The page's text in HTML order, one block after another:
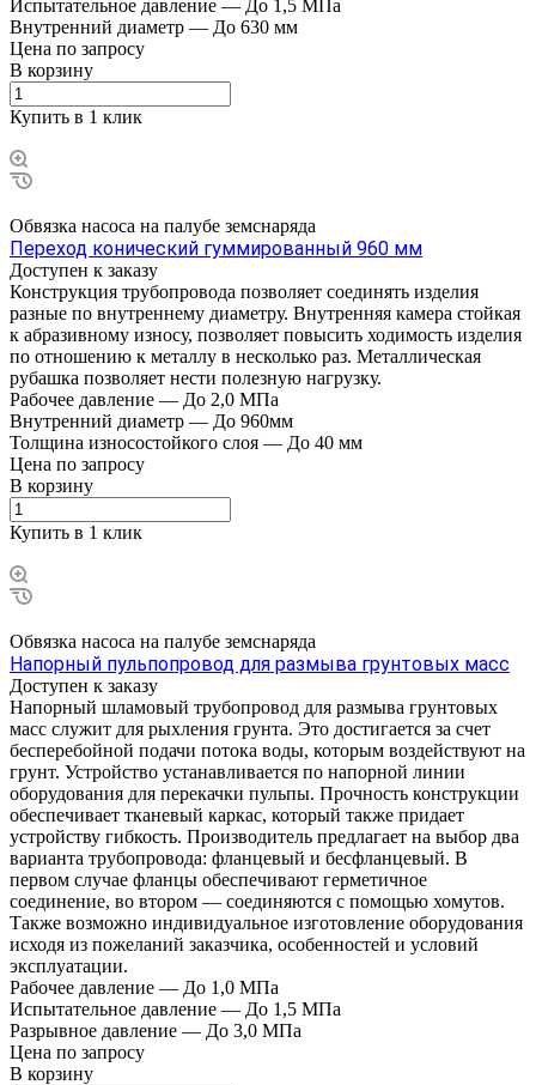
Испытательное давление — До 1,5 МПа
Внутренний диаметр — До 630 мм
Цена по запросу
В корзину
Купить в 1 клик
Обвязка насоса на палубе земснаряда
Переход конический гуммированный 960 мм
Доступен к заказу
Конструкция трубопровода позволяет соединять изделия
разные по внутреннему диаметру. Внутренняя камера стойкая
к абразивному износу, позволяет повысить ходимость изделия
по отношению к металлу в несколько раз. Металлическая
рубашка позволяет нести полезную нагрузку.
Рабочее давление — До 2,0 МПа
Внутренний диаметр — До 960мм
Толщина износостойкого слоя — До 40 мм
Цена по запросу
В корзину
Купить в 1 клик
Обвязка насоса на палубе земснаряда
Напорный пульпопровод для размыва грунтовых масс
Доступен к заказу
Напорный шламовый трубопровод для размыва грунтовых
масс служит для рыхления грунта. Это достигается за счет
бесперебойной подачи потока воды, которым воздействуют на
грунт. Устройство устанавливается по напорной линии
оборудования для перекачки пульпы. Прочность конструкции
обеспечивает тканевый каркас, который также придает
устройству гибкость. Производитель предлагает на выбор два
варианта трубопровода: фланцевый и бесфланцевый. В
первом случае фланцы обеспечивают герметичное
соединение, во втором — соединяются с помощью хомутов.
Также возможно индивидуальное изготовление оборудования
исходя из пожеланий заказчика, особенностей и условий
эксплуатации.
Рабочее давление — До 1,0 МПа
Испытательное давление — До 1,5 МПа
Разрывное давление — До 3,0 МПа
Цена по запросу
В корзину